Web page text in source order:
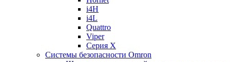
i4H
i4L
Quattro
Viper
Серия X
Системы безопасности Omron